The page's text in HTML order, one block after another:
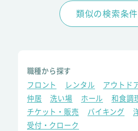
類似の検索条件
職種から探す
フロント
レンタル
アウトド
仲居
洗い場 ホール
和食調
チケット・販売
バイキング
受付・クローク